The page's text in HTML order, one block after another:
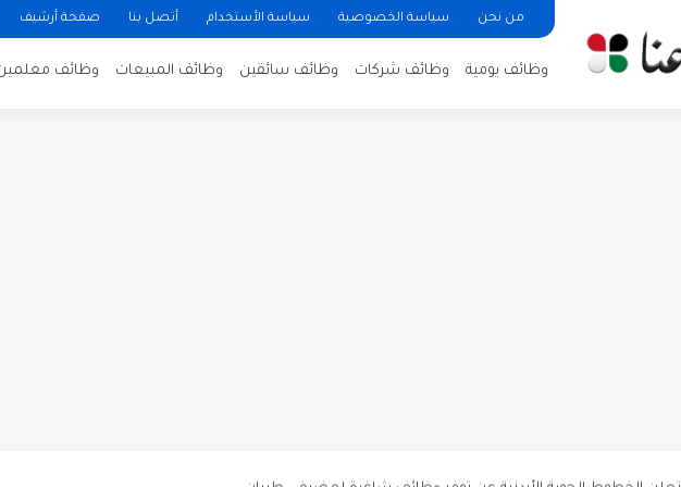
من نحن سياسة الخصوصية سياسة الأستخدام أتصل بنا صفحة أرشيف
وظائف يومية وظائف شركات وظائف سائقين وظائف المبيعات وظائف